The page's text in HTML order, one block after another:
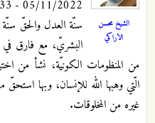
الشيخ محسن
الاراكي
05/11/2022 - 06:33
سنّة العدل والحقّ سنّة
البشريّ، مع فارق في
من المنظومات الكونيّة، نشأ من
الّتي وهبها الله للإنسان، وبها
غيره من المخلوقات.